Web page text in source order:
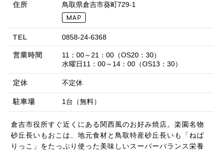
住所 鳥取県倉吉市葵町729-1
TEL 0858-24-6368
営業時間
11：00～21：00（OS20：30）
水曜日11：00～14：00（OS13：30）
定休 不定休
駐車場 1台（無料）
倉吉市役所すぐ近くにある関西風のお好み焼店。楽園名物
砂丘長いもおこは、地元食材と鳥取特産砂丘長いも「ねば
りっこ」をたっぷり使った美味しいスーパーバランス栄養